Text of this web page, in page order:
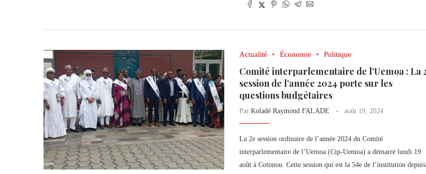
Actualité Économie Politique
Comité interparlementaire de l’Uemoa : La
session de l’année 2024 porte sur les
questions budgétaires
Par Koladé Raymond FALADE août 19, 2024
La 2e session ordinaire de l’année 2024 du Comité
interparlementaire de l’Uemoa (Cip-Uemoa) a démarré lundi 19
août à Cotonou. Cette session qui est la 54e de l’institution depuis